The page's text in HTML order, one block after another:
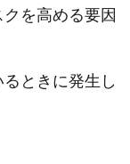
を高める要因
ときに発生し